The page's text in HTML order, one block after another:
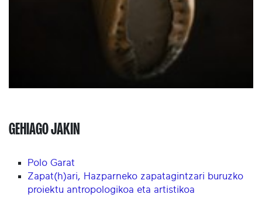
GEHIAGO JAKIN
Polo Garat
Zapat(h)ari, Hazparneko zapatagintzari buruzko
proiektu antropologikoa eta artistikoa